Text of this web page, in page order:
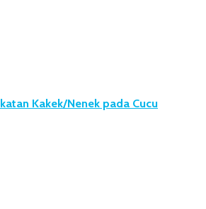
Kakek/Nenek pada Cucu